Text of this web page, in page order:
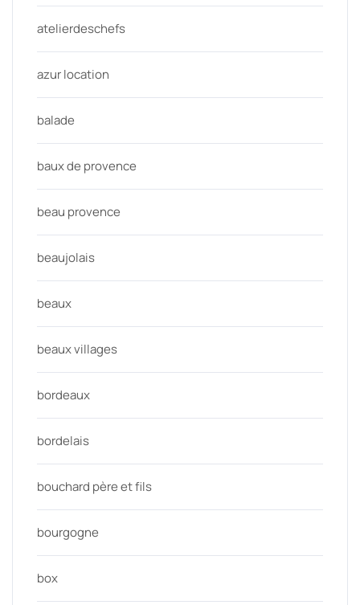
atelierdeschefs
azur location
balade
baux de provence
beau provence
beaujolais
beaux
beaux villages
bordeaux
bordelais
bouchard père et fils
bourgogne
box